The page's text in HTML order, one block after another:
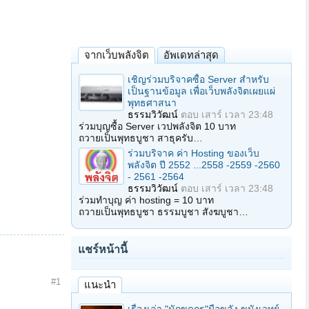
#1
จากเว็บพลังจิต อัพเดทล่าสุด
เชิญร่วมบริจาคซื้อ Server สำหรับ
เป็นฐานข้อมูล เพื่อเว็บพลังจิตเผยแผ่
พุทธศาสนา
ธรรมวิวัฒน์ ตอบ เสาร์ เวลา 23:48
ร่วมบุญซื้อ Server เวปพลังจิต 10 บาท
ถวายเป็นพุทธบูชา สาธุครับ…
ร่วมบริจาค ค่า Hosting ของเว็บ
พลังจิต ปี 2552 ...2558 -2559 -2560
- 2561 -2564
ธรรมวิวัฒน์ ตอบ เสาร์ เวลา 23:48
ร่วมทำบุญ ค่า hosting = 10 บาท
ถวายเป็นพุทธบูชา ธรรมบูชา สังฆบูชา…
แชร์หน้านี้
แนะนำ